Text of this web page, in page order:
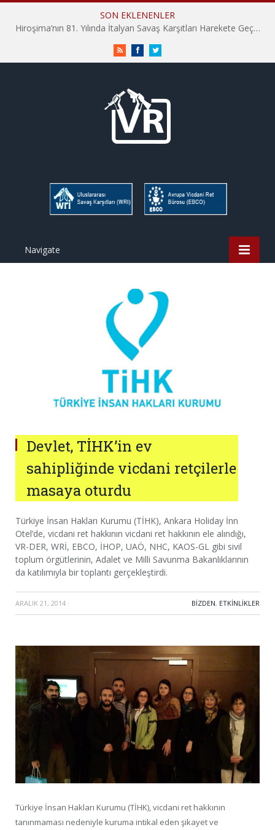
SON EKLENENLER
Hiroşima’nın 81. Yılında İtalyan Savaş Karşıtları Harekete Geçti: “Hatırlamak yeterli değil”
RSS FacebookTwitter
Navigate
Devlet, TİHK’in ev
sahipliğinde vicdani retçilerle
masaya oturdu
Türkiye İnsan Hakları Kurumu (TİHK), Ankara Holiday İnn
Otel’de, vicdani ret hakkının vicdani ret hakkının ele alındığı,
VR-DER, WRİ, EBCO, İHOP, UAÖ, NHC, KAOS-GL gibi sivil
toplum örgütlerinin, Adalet ve Milli Savunma Bakanlıklarının
da katılımıyla bir toplantı gerçekleştirdi.
ARALIK 21, 2014 · BIZDEN, ETKINLIKLER
Türkiye İnsan Hakları Kurumu (TİHK), vicdani ret hakkının
tanınmaması nedeniyle kuruma intikal eden şikayet ve